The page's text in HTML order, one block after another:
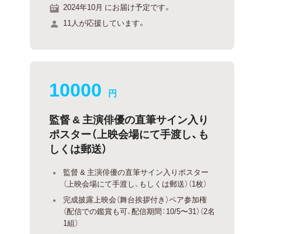
2024年10月 にお届け予定です。
11人が応援しています。
10000 円
監督 & 主演俳優の直筆サイン入り
ポスター（上映会場にて手渡し、も
しくは郵送）
監督 & 主演俳優の直筆サイン入りポスター
（上映会場にて手渡し、もしくは郵送）（1枚）
完成披露上映会（舞台挨拶付き）ペア参加権
（配信での鑑賞も可、配信期間：10/5〜31）（2名
1組）